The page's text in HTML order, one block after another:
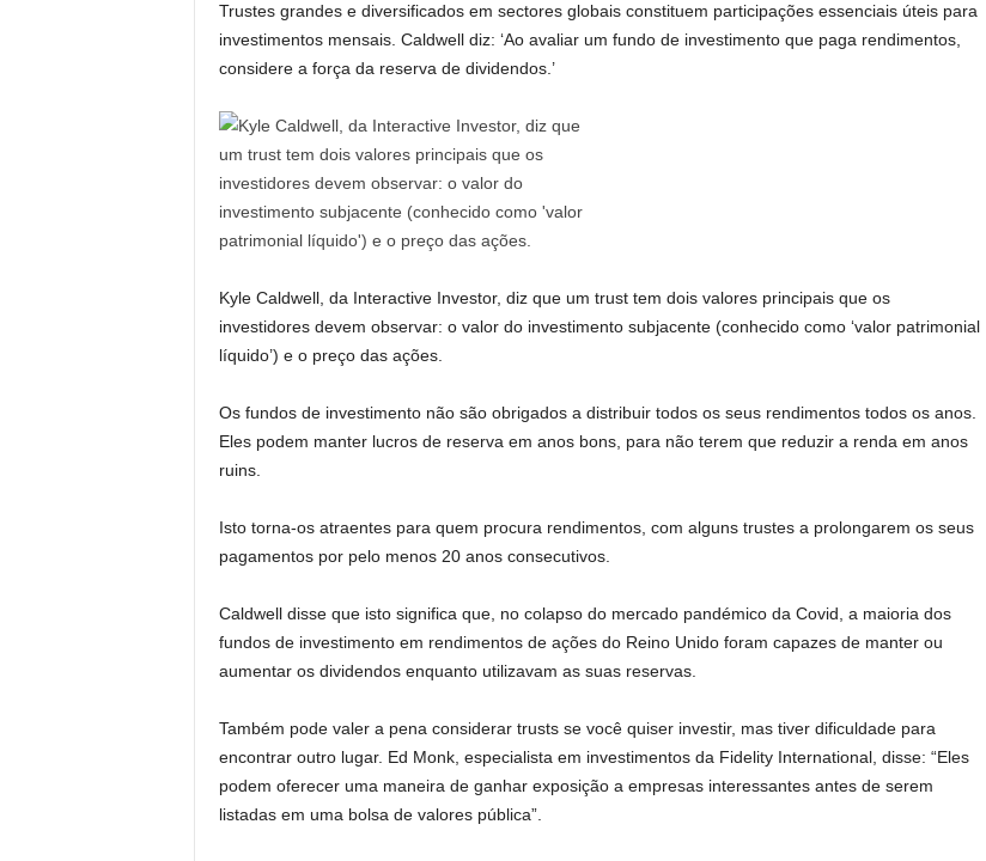
Trustes grandes e diversificados em sectores globais constituem participações essenciais úteis para
investimentos mensais. Caldwell diz: ‘Ao avaliar um fundo de investimento que paga rendimentos,
considere a força da reserva de dividendos.’
Kyle Caldwell, da Interactive Investor, diz que um trust tem dois valores principais que os
investidores devem observar: o valor do investimento subjacente (conhecido como ‘valor patrimonial
líquido’) e o preço das ações.
Os fundos de investimento não são obrigados a distribuir todos os seus rendimentos todos os anos.
Eles podem manter lucros de reserva em anos bons, para não terem que reduzir a renda em anos
ruins.
Isto torna-os atraentes para quem procura rendimentos, com alguns trustes a prolongarem os seus
pagamentos por pelo menos 20 anos consecutivos.
Caldwell disse que isto significa que, no colapso do mercado pandémico da Covid, a maioria dos
fundos de investimento em rendimentos de ações do Reino Unido foram capazes de manter ou
aumentar os dividendos enquanto utilizavam as suas reservas.
Também pode valer a pena considerar trusts se você quiser investir, mas tiver dificuldade para
encontrar outro lugar. Ed Monk, especialista em investimentos da Fidelity International, disse: “Eles
podem oferecer uma maneira de ganhar exposição a empresas interessantes antes de serem
listadas em uma bolsa de valores pública”.